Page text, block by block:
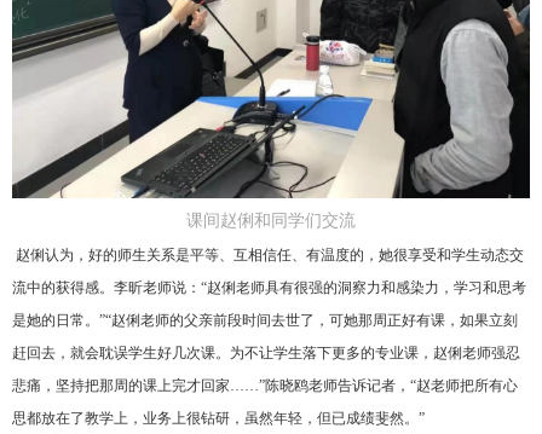
课间赵俐和同学们交流
赵俐认为，好的师生关系是平等、互相信任、有温度的，她很享受和学生动态交
流中的获得感。李昕老师说：“赵俐老师具有很强的洞察力和感染力，学习和思考
是她的日常。”“赵俐老师的父亲前段时间去世了，可她那周正好有课，如果立刻
赶回去，就会耽误学生好几次课。为不让学生落下更多的专业课，赵俐老师强忍
悲痛，坚持把那周的课上完才回家……”陈晓鸥老师告诉记者，“赵老师把所有心
思都放在了教学上，业务上很钻研，虽然年轻，但已成绩斐然。”